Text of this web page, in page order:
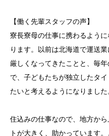
【働く先輩スタッフの声】
寮長寮母の仕事に携わるよう
ります。以前は北海道で運送
厳しくなってきたことと、毎
で、子どもたちが独立したタ
たいと考えるようになりました
住込みの仕事なので、地方か
トが大きく、助かっています